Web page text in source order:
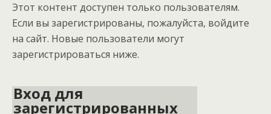
Этот контент доступен только пользователям.
Если вы зарегистрированы, пожалуйста, войдите
на сайт. Новые пользователи могут
зарегистрироваться ниже.
Вход для
зарегистрированных